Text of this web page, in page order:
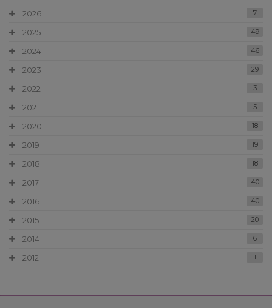
2026
7
2025 49
2024 46
2023 29
2022 3
2021 5
2020 18
2019 19
2018 18
2017 40
2016 40
2015 20
2014 6
2012 1